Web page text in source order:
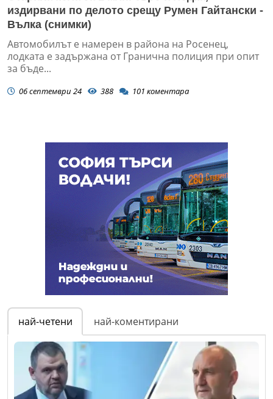
издирвани по делото срещу Румен Гайтански -
Вълка (снимки)
Автомобилът е намерен в района на Росенец,
лодката е задържана от Гранична полиция при опит
за бъде...
06 септември 24 388 101 коментара
най-четени най-коментирани